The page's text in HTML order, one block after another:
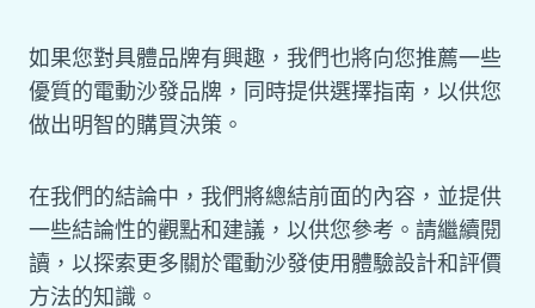
如果您對具體品牌有興趣，我們也將向您推薦一些
優質的電動沙發品牌，同時提供選擇指南，以供您
做出明智的購買決策。
在我們的結論中，我們將總結前面的內容，並提供
一些結論性的觀點和建議，以供您參考。請繼續閱
讀，以探索更多關於電動沙發使用體驗設計和評價
方法的知識。